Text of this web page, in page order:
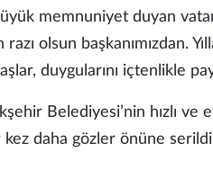
memnuniyet duyan
razı olsun başkanımızdan.
duygularını içtenlikle
Belediyesi’nin hızlı ve
daha gözler önüne